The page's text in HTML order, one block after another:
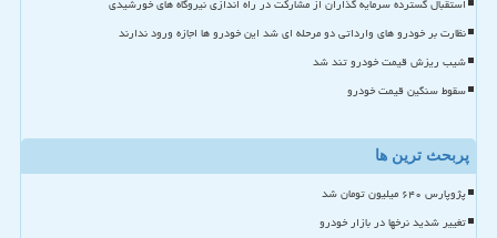
نظارت بر خودرو های وارداتی دو مرحله ای شد این خودرو ها اجازه ورود ندارند
شیب ریزش قیمت خودرو تند شد
سقوط سنگین قیمت خودرو
پربحث ترین ها
پژوپارس ۶۴۰ میلیون تومان شد
تغییر شدید نرخها در بازار خودرو